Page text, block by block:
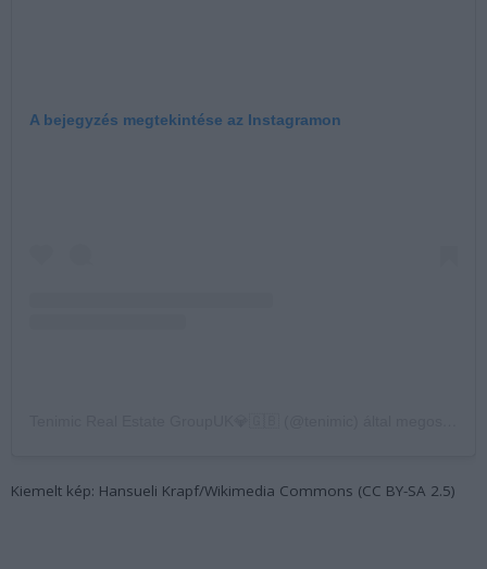
A bejegyzés megtekintése az Instagramon
Kiemelt kép: Hansueli Krapf/Wikimedia Commons (CC BY-SA 2.5)